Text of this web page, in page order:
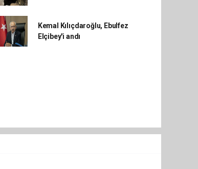
Kemal Kılıçdaroğlu, Ebulfez
Elçibey'i andı